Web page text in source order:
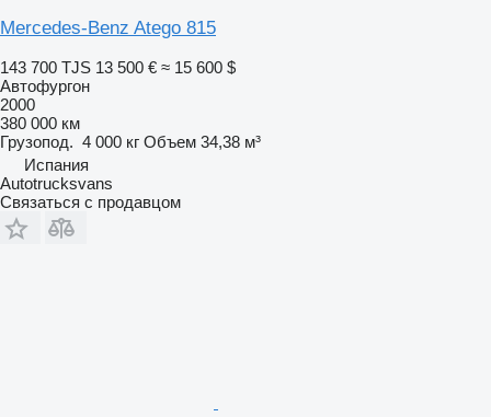
Mercedes-Benz Atego 815
143 700 TJS 13 500 € ≈ 15 600 $
Автофургон
2000
380 000 км
Грузопод. 4 000 кг Объем 34,38 м³
Испания
Autotrucksvans
Связаться с продавцом